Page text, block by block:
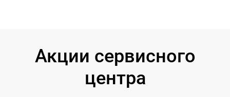
Акции сервисного
центра